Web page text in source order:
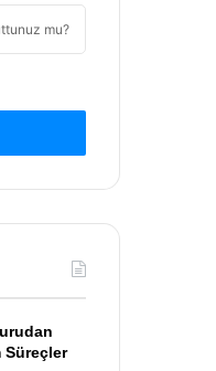
mu?
Süreçler